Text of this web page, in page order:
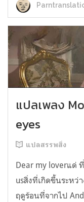
แปลเพลง
eyes
แปลสรรพสิ่ง
Dear my loverแด่
usสิ่งที่เกิดขึ้นระหว่
ฤดูร้อนที่จากไป